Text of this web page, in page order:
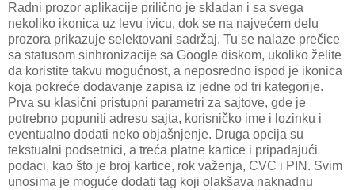
Radni prozor aplikacije prilično je skladan i sa svega
nekoliko ikonica uz levu ivicu, dok se na najvećem delu
prozora prikazuje selektovani sadržaj. Tu se nalaze prečice
sa statusom sinhronizacije sa Google diskom, ukoliko želite
da koristite takvu mogućnost, a neposredno ispod je ikonica
koja pokreće dodavanje zapisa iz jedne od tri kategorije.
Prva su klasični pristupni parametri za sajtove, gde je
potrebno popuniti adresu sajta, korisničko ime i lozinku i
eventualno dodati neko objašnjenje. Druga opcija su
tekstualni podsetnici, a treća platne kartice i pripadajući
podaci, kao što je broj kartice, rok važenja, CVC i PIN. Svim
unosima je moguće dodati tag koji olakšava naknadnu